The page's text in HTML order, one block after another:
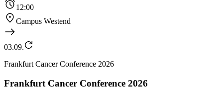
12:00
Campus Westend
03.09.
Frankfurt Cancer Conference 2026
Frankfurt Cancer Conference 2026